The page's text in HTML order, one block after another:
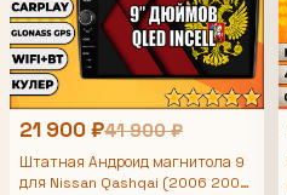
21 900 ₽41 900 ₽
Штатная Андроид магнитола 9
для Nissan Qashqai (2006 2007